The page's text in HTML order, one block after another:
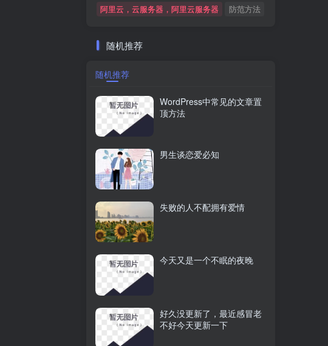
阿里云，云服务器，阿里云服务器
防范方法
随机推荐
随机推荐
WordPress中常见的文章置
顶方法
男生谈恋爱必知
失败的人不配拥有爱情
今天又是一个不眠的夜晚
好久没更新了，最近感冒老
不好今天更新一下